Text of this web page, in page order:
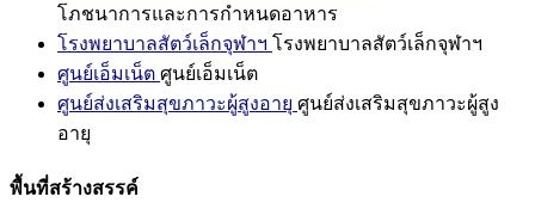
โภชนาการและการกำหนดอาหาร
โรงพยาบาลสัตว์เล็กจุฬาฯ โรงพยาบาลสัตว์เล็กจุฬาฯ
ศูนย์เอ็มเน็ต ศูนย์เอ็มเน็ต
ศูนย์ส่งเสริมสุขภาวะผู้สูงอายุ ศูนย์ส่งเสริมสุขภาวะผู้สูง
อายุ
พื้นที่สร้างสรรค์